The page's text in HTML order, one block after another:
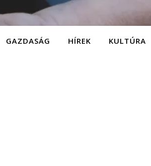
GAZDASÁG HÍREK KULTÚRA